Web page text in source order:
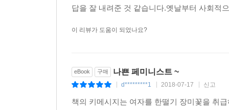
답을 잘 내려준 것 같습니다.옛날부터 사회적
이 리뷰가 도움이 되었나요?
eBook 구매 나쁜 페미니스트 ~
d*********1 2018-07-17 신고
책의 키메시지는 여자를 한떨기 장미꽃을 취